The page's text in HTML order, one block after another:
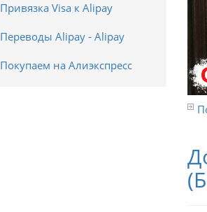
Привязка Visa к Alipay
Переводы Alipay - Alipay
Покупаем на Алиэкспресс